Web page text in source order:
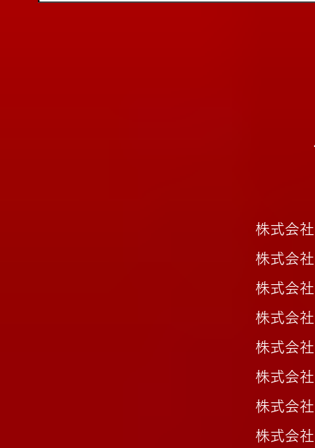
株式会
株式会
株式会
株式会
株式会
株式会
株式会
株式会